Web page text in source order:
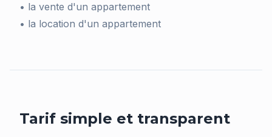
• la vente d'un appartement
• la location d'un appartement
Tarif simple et transparent